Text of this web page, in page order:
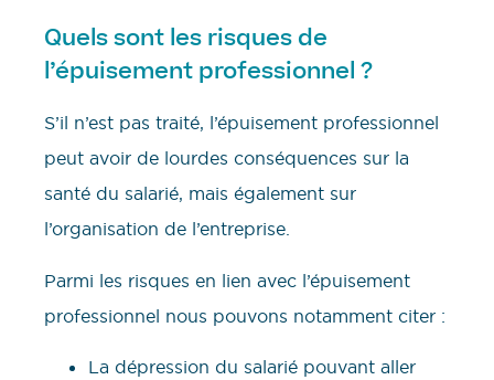
Quels sont les risques de
l’épuisement professionnel ?
S’il n’est pas traité, l’épuisement professionnel
peut avoir de lourdes conséquences sur la
santé du salarié, mais également sur
l’organisation de l’entreprise.
Parmi les risques en lien avec l’épuisement
professionnel nous pouvons notamment citer :
La dépression du salarié pouvant aller